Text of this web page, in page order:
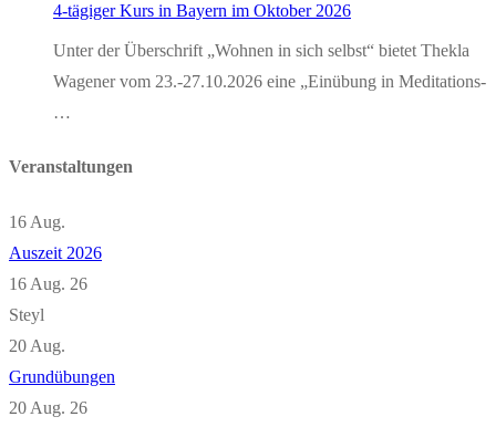
4-tägiger Kurs in Bayern im Oktober 2026
Unter der Überschrift „Wohnen in sich selbst“ bietet Thekla
Wagener vom 23.-27.10.2026 eine „Einübung in Meditations-
…
Veranstaltungen
16 Aug.
Auszeit 2026
16 Aug. 26
Steyl
20 Aug.
Grundübungen
20 Aug. 26